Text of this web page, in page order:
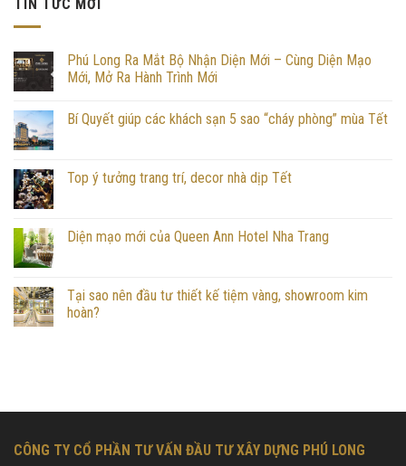
TIN TỨC MỚI
Phú Long Ra Mắt Bộ Nhận Diện Mới – Cùng Diện Mạo
Mới, Mở Ra Hành Trình Mới
Bí Quyết giúp các khách sạn 5 sao “cháy phòng” mùa Tết
Top ý tưởng trang trí, decor nhà dịp Tết
Diện mạo mới của Queen Ann Hotel Nha Trang
Tại sao nên đầu tư thiết kế tiệm vàng, showroom kim
hoàn?
CÔNG TY CỔ PHẦN TƯ VẤN ĐẦU TƯ XÂY DỰNG PHÚ LONG